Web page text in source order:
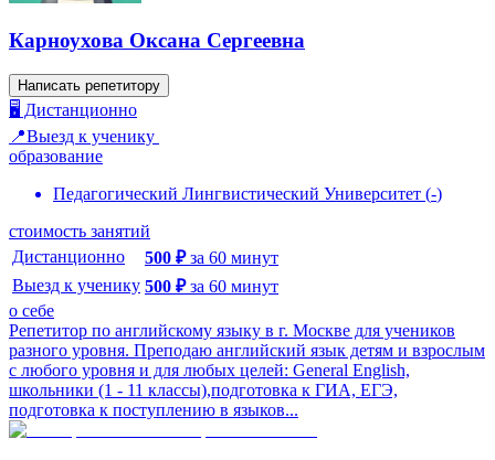
Карноухова Оксана Сергеевна
Написать репетитору
🖥️ Дистанционно
📍Выезд к ученику
образование
Педагогический Лингвистический Университет (-)
стоимость занятий
Дистанционно
500 ₽ за 60 минут
Выезд к ученику 500 ₽ за 60 минут
о себе
Репетитор по английскому языку в г. Москве для учеников
разного уровня. Преподаю английский язык детям и взрослым
с любого уровня и для любых целей: General English,
школьники (1 - 11 классы),подготовка к ГИА, ЕГЭ,
подготовка к поступлению в языков...